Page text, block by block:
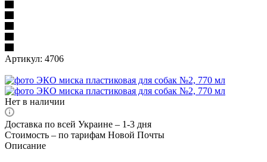
Артикул: 4706
Нет в наличии
Доставка по всей Украине – 1-3 дня
Стоимость – по тарифам Новой Почты
Описание